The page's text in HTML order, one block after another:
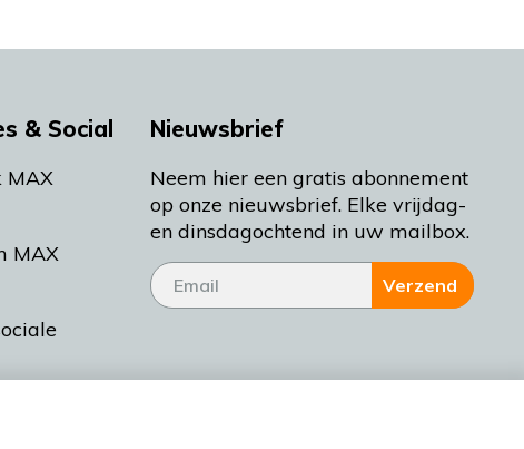
& Social
MAX
MAX
Nieuwsbrief
Neem hier een gratis abonnement
op onze nieuwsbrief. Elke vrijdag-
en dinsdagochtend in uw mailbox.
Verzend